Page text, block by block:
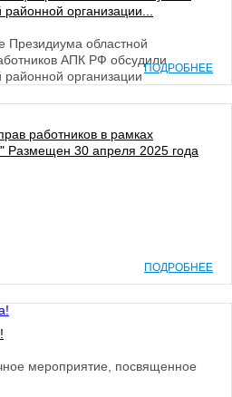
организации...
Президиума областной
АПК РФ обсудили
районной организации
ПОДРОБНЕЕ
работников в рамках
Размещен 30 апреля 2025 года
ПОДРОБНЕЕ
мероприятие, посвященное